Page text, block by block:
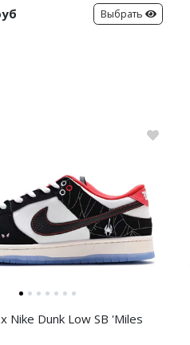
Выбрать
Nike Dunk Low SB 'Miles